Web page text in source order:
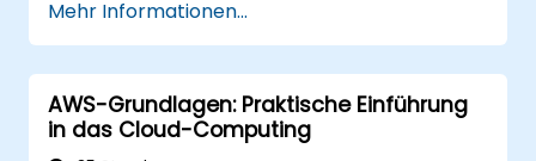
Ein vereinfachtes Migrations- oder Cloud-
Einführungskonzept unter
Berücksichtigung von Kosten und Risiken
auszuarbeiten.
Mehr Informationen...
AWS-Grundlagen: Praktische Einführung
in das Cloud-Computing